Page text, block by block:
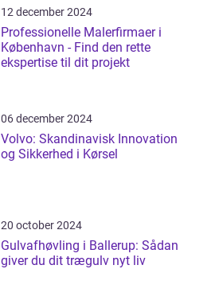
12 december 2024
Professionelle Malerfirmaer i
København - Find den rette
ekspertise til dit projekt
06 december 2024
Volvo: Skandinavisk Innovation
og Sikkerhed i Kørsel
20 october 2024
Gulvafhøvling i Ballerup: Sådan
giver du dit trægulv nyt liv